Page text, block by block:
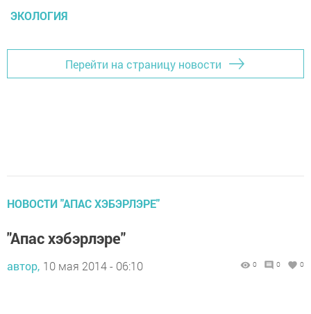
ЭКОЛОГИЯ
Перейти на страницу новости
НОВОСТИ "АПАС ХЭБЭРЛЭРЕ"
"Апас хэбэрлэре"
автор, 10 мая 2014 - 06:10 0 0 0